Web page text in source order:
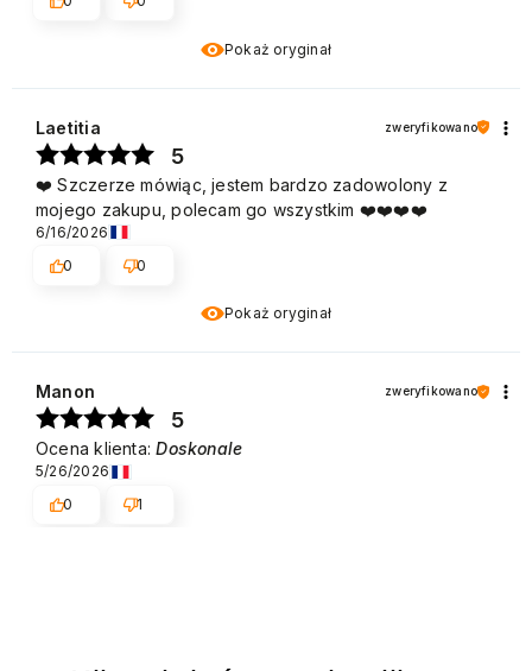
Pokaż oryginał
Pokaż oryginał
Laetitia zweryfikowano
5
❤️ Szczerze mówiąc, jestem bardzo zadowolony z
mojego zakupu, polecam go wszystkim ❤️❤️❤️❤️
6/16/2026
0
0
Manon zweryfikowano
5
Ocena klienta:Doskonale
5/26/2026
0
1